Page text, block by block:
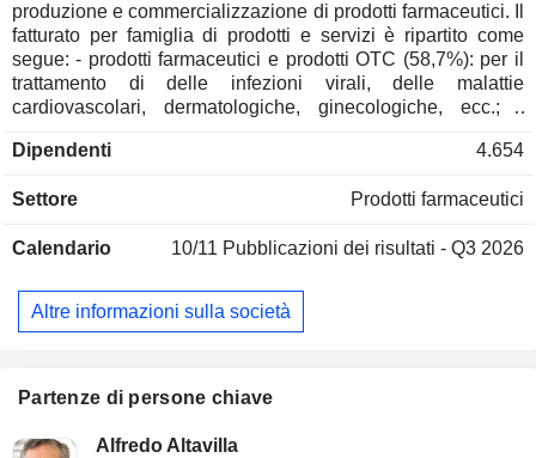
produzione e commercializzazione di prodotti farmaceutici. Il
fatturato per famiglia di prodotti e servizi è ripartito come
segue: - prodotti farmaceutici e prodotti OTC (58,7%): per il
trattamento di delle infezioni virali, delle malattie
cardiovascolari, dermatologiche, ginecologiche, ecc.; -
geografica del fatturato è la seguente: Italië (12,6%), Europa
(2,8%).
Dipendenti 4.654
Settore Prodotti farmaceutici
Calendario 10/11 Pubblicazioni dei risultati - Q3 2026
Altre informazioni sulla società
Partenze di persone chiave
Alfredo Altavilla